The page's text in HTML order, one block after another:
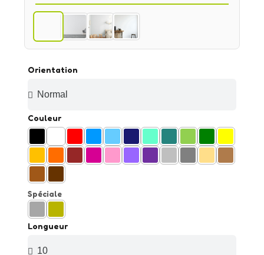
Orientation
Couleur
Spéciale
Longueur